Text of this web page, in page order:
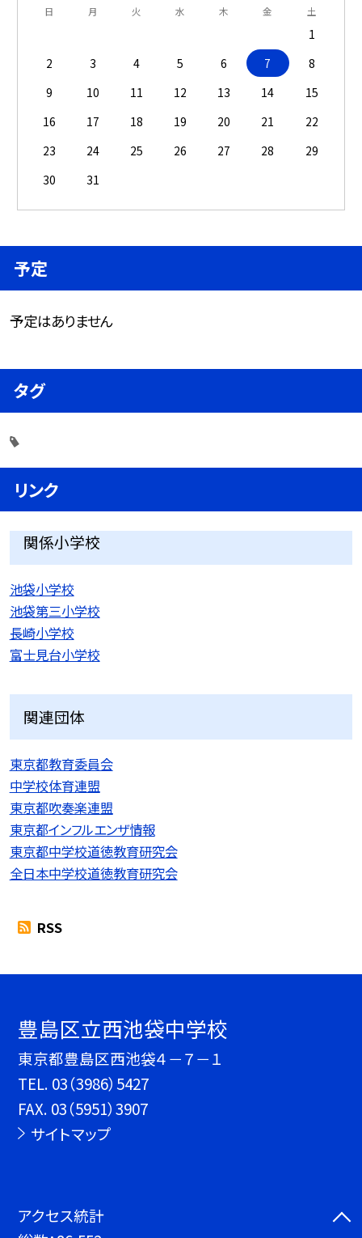
日 月 火 水 木 金 土
1
2
3 4 5 6 7
8
9
10 11 12 13 14
15
16
17 18 19 20 21
22
23
24 25 26 27 28
29
30
31
予定
予定はありません
タグ
リンク
関係小学校
池袋小学校
池袋第三小学校
長崎小学校
富士見台小学校
関連団体
東京都教育委員会
中学校体育連盟
東京都吹奏楽連盟
東京都インフルエンザ情報
東京都中学校道徳教育研究会
全日本中学校道徳教育研究会
RSS
豊島区立西池袋中学校
東京都豊島区西池袋４－７－１
TEL. 03（3986）5427
FAX. 03（5951）3907
サイトマップ
アクセス統計